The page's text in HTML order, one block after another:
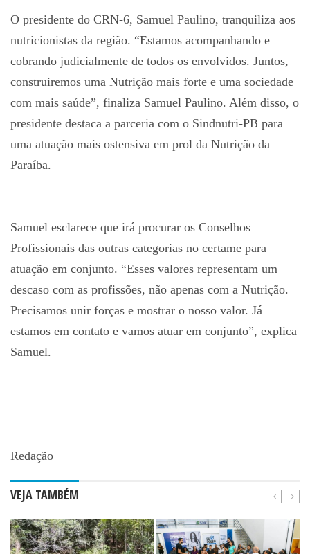
O presidente do CRN-6, Samuel Paulino, tranquiliza aos
nutricionistas da região. “Estamos acompanhando e
cobrando judicialmente de todos os envolvidos. Juntos,
construiremos uma Nutrição mais forte e uma sociedade
com mais saúde”, finaliza Samuel Paulino. Além disso, o
presidente destaca a parceria com o Sindnutri-PB para
uma atuação mais ostensiva em prol da Nutrição da
Paraíba.
Samuel esclarece que irá procurar os Conselhos
Profissionais das outras categorias no certame para
atuação em conjunto. “Esses valores representam um
descaso com as profissões, não apenas com a Nutrição.
Precisamos unir forças e mostrar o nosso valor. Já
estamos em contato e vamos atuar em conjunto”, explica
Samuel.
Redação
VEJA TAMBÉM